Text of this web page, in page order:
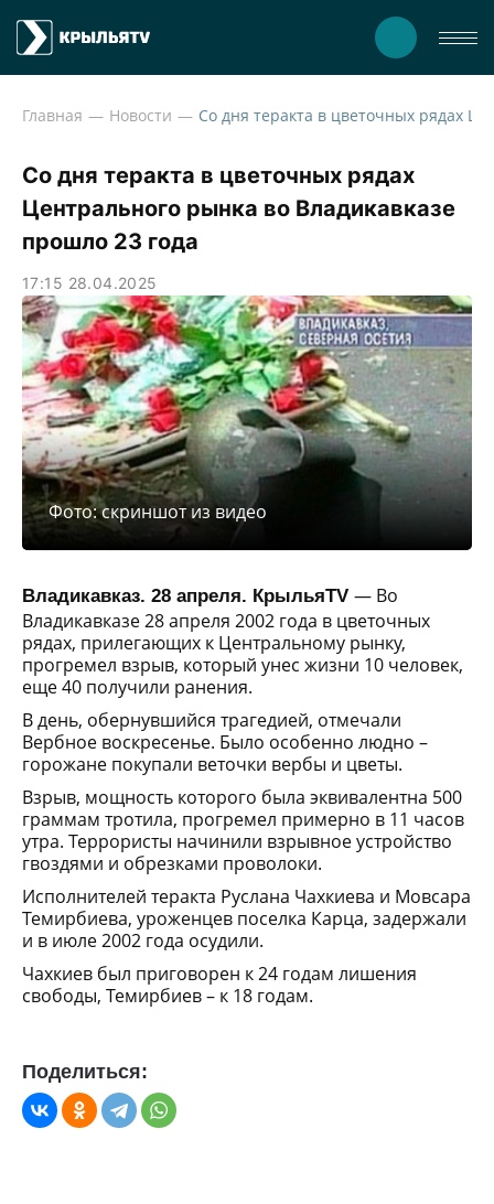
Главная Новости
Со дня теракта в цветочных рядах
Центрального рынка во Владикавказе
прошло 23 года
17:15 28.04.2025
Фото: скриншот из видео
Владикавказ. 28 апреля. КрыльяTV — Во
Владикавказе 28 апреля 2002 года в цветочных
рядах, прилегающих к Центральному рынку,
прогремел взрыв, который унес жизни 10 человек,
еще 40 получили ранения.
В день, обернувшийся трагедией, отмечали
Вербное воскресенье. Было особенно людно –
горожане покупали веточки вербы и цветы.
Взрыв, мощность которого была эквивалентна 500
граммам тротила, прогремел примерно в 11 часов
утра. Террористы начинили взрывное устройство
гвоздями и обрезками проволоки.
Исполнителей теракта Руслана Чахкиева и Мовсара
Темирбиева, уроженцев поселка Карца, задержали
и в июле 2002 года осудили.
Чахкиев был приговорен к 24 годам лишения
свободы, Темирбиев – к 18 годам.
Поделиться: